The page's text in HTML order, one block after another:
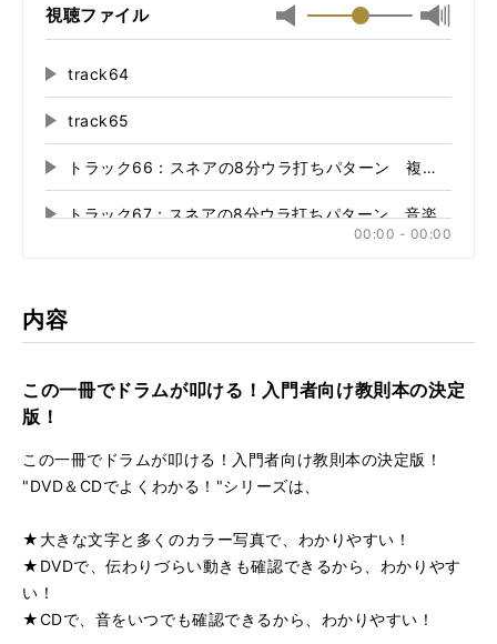
視聴ファイル
最小
音
え
最大音
量
る
再
生
す
る
track64
再
生
す
る
track65
再
生
す
トラック66：スネアの8分ウラ打ちパターン 複雑な足の
再
トラック67：スネアの8分ウラ打ちパターン 音楽に合わ
す
る
再
生
る
生
す
る
再
生
す
トラック86：ハイハット・オープン ハーフ・オープン（
再
す
00:00 - 00:00
内容
この一冊でドラムが叩ける！入門者向け教則本の決定
版！
この一冊でドラムが叩ける！入門者向け教則本の決定版！
"DVD＆CDでよくわかる！"シリーズは、
★大きな文字と多くのカラー写真で、わかりやすい！
★DVDで、伝わりづらい動きも確認できるから、わかりやす
い！
★CDで、音をいつでも確認できるから、わかりやすい！